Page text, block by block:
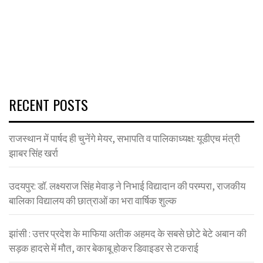
RECENT POSTS
राजस्थान में पार्षद ही चुनेंगे मेयर, सभापति व पालिकाध्यक्ष: यूडीएच मंत्री
झाबर सिंह खर्रा
उदयपुर: डॉ. लक्ष्यराज सिंह मेवाड़ ने निभाई विद्यादान की परम्परा, राजकीय
बालिका विद्यालय की छात्राओं का भरा वार्षिक शुल्क
झांसी : उत्तर प्रदेश के माफिया अतीक अहमद के सबसे छोटे बेटे अबान की
सड़क हादसे में मौत, कार बेकाबू होकर डिवाइडर से टकराई